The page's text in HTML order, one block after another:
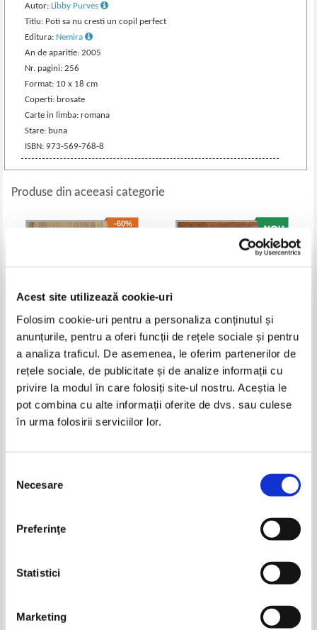
Acest site utilizează cookie-uri
Folosim cookie-uri pentru a personaliza conținutul și
anunțurile, pentru a oferi funcții de rețele sociale și pentru
a analiza traficul. De asemenea, le oferim partenerilor de
rețele sociale, de publicitate și de analize informații cu
privire la modul în care folosiți site-ul nostru. Aceștia le
pot combina cu alte informații oferite de dvs. sau culese
în urma folosirii serviciilor lor.
consimțământului
Necesare
Preferinţe
Statistici
Marketing
Autor:Libby Purves
Titlu: Poti sa nu cresti un copil perfect
Editura: Nemira
An de aparitie: 2005
Nr. pagini: 256
Format: 10 x 18 cm
Coperti: brosate
Carte in limba: romana
Stare: buna
ISBN: 973-569-768-8
Produse din aceeasi categorie
-60%
Michelle Powell - Step-by-step
printing
Pret:32,00Lei 12,80 Lei
Adaugă în coș
Draga Neagu - Sfaturi practice
pentru gospodine
Pret:10,00 Lei
Maurice Messegue - Usturoiul,
senatorul legumelor. Un singur
Elena Barnea - Igiena locuintei
si sanatatea familiei